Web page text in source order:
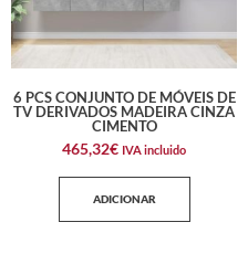
6 PCS CONJUNTO DE MÓVEIS DE
TV DERIVADOS MADEIRA CINZA
CIMENTO
465,32€ IVA incluido
ADICIONAR